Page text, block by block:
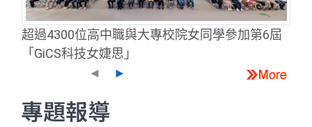
超過4300位高中職與大專校院女同學參加第6屆
「GiCS科技女婕思」
◄
►
專題報導